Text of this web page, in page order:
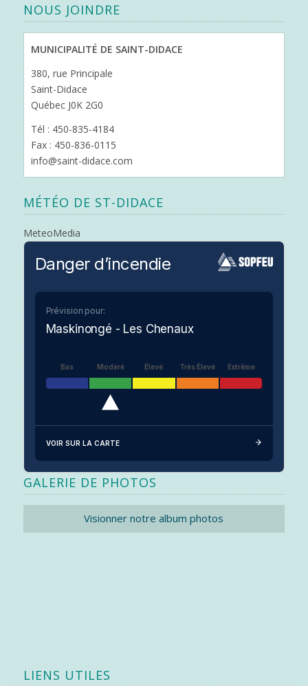
NOUS JOINDRE
MUNICIPALITÉ DE SAINT-DIDACE
380, rue Principale
Saint-Didace
Québec J0K 2G0
Tél : 450-835-4184
Fax : 450-836-0115
info@saint-didace.com
MÉTÉO DE ST-DIDACE
MeteoMedia
Danger d’incendie
Prévision pour:
Maskinongé - Les Chenaux
Bas Modéré Élevé Très Élevé Extrême
VOIR SUR LA CARTE
GALERIE DE PHOTOS
Visionner notre album photos
LIENS UTILES